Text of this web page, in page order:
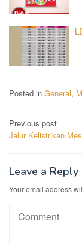
Posted in General,
Post
Previous post
Jalur Kelistrikan
Leave a Reply
Your email address